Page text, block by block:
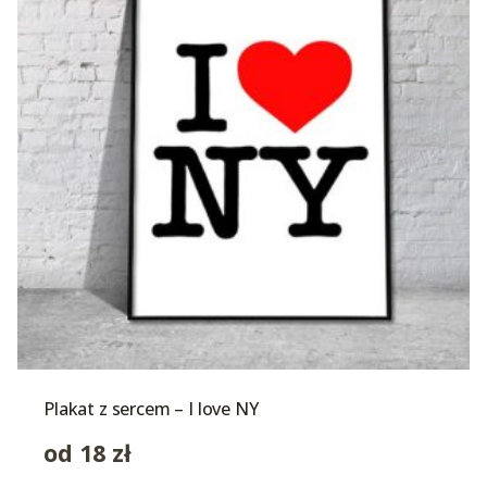
Plakat z sercem – I love NY
od 18 zł